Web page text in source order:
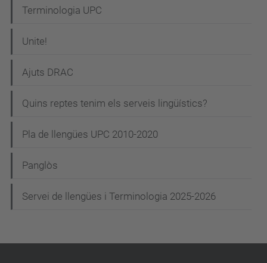
Terminologia UPC
Unite!
Ajuts DRAC
Quins reptes tenim els serveis lingüístics?
Pla de llengües UPC 2010-2020
Panglòs
Servei de llengües i Terminologia 2025-2026